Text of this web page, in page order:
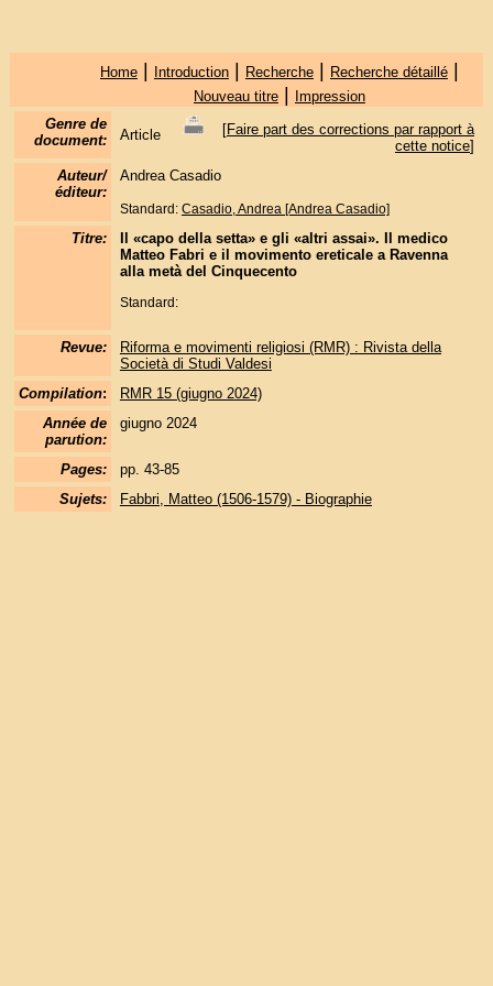
Home| Introduction| Recherche| Recherche détaillé|
Nouveau titre|
Impression
Genre de
document:
Article [Faire part des corrections par rapport à
cette notice]
Auteur/
éditeur:
Andrea Casadio
Standard: Casadio, Andrea [Andrea Casadio]
Titre:
Il «capo della setta» e gli «altri assai». Il medico
Matteo Fabri e il movimento ereticale a Ravenna
alla metà del Cinquecento
Standard:
Revue:
Riforma e movimenti religiosi (RMR) : Rivista della
Società di Studi Valdesi
Compilation:
RMR 15 (giugno 2024)
Année de
parution:
giugno 2024
Pages:
pp. 43-85
Sujets:
Fabbri, Matteo (1506-1579) - Biographie